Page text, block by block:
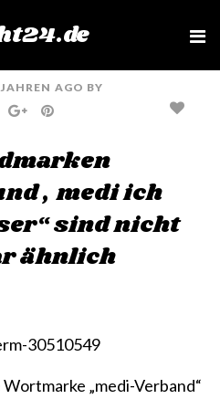
e
AGO BY
G
O
L
E
P
I
R
T„medi ich
sind nicht
ähnlich
Wortmarke „medi-Verband“